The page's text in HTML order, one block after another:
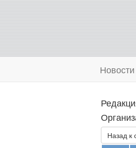
Новости
Назад к